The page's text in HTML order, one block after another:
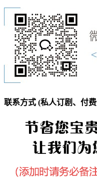
联系方式 (私人订剧、付